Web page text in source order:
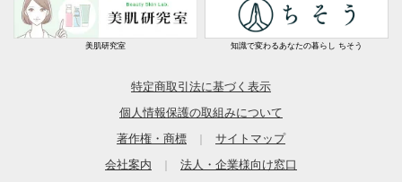
美肌研究室 知識で変わるあなたの暮らし ちそう
特定商取引法に基づく表示
個人情報保護の取組みについて
著作権・商標
｜
サイトマップ
会社案内
｜
法人・企業様向け窓口